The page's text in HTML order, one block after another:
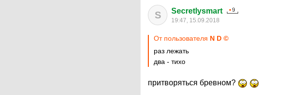
S Secretlysmart
19:47, 15.09.2018
От пользователя N D ©
раз лежать
два - тихо
притворяться бревном?